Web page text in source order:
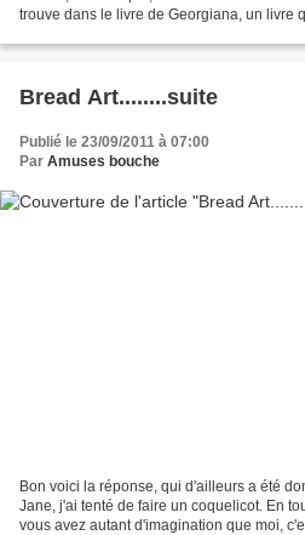
trouve dans le livre de Georgiana, un livre
Bread Art........suite
Publié le 23/09/2011 à 07:00
Par Amuses bouche
Bon voici la réponse, qui d'ailleurs a été
Jane, j'ai tenté de faire un coquelicot. En
vous avez autant d'imagination que moi,